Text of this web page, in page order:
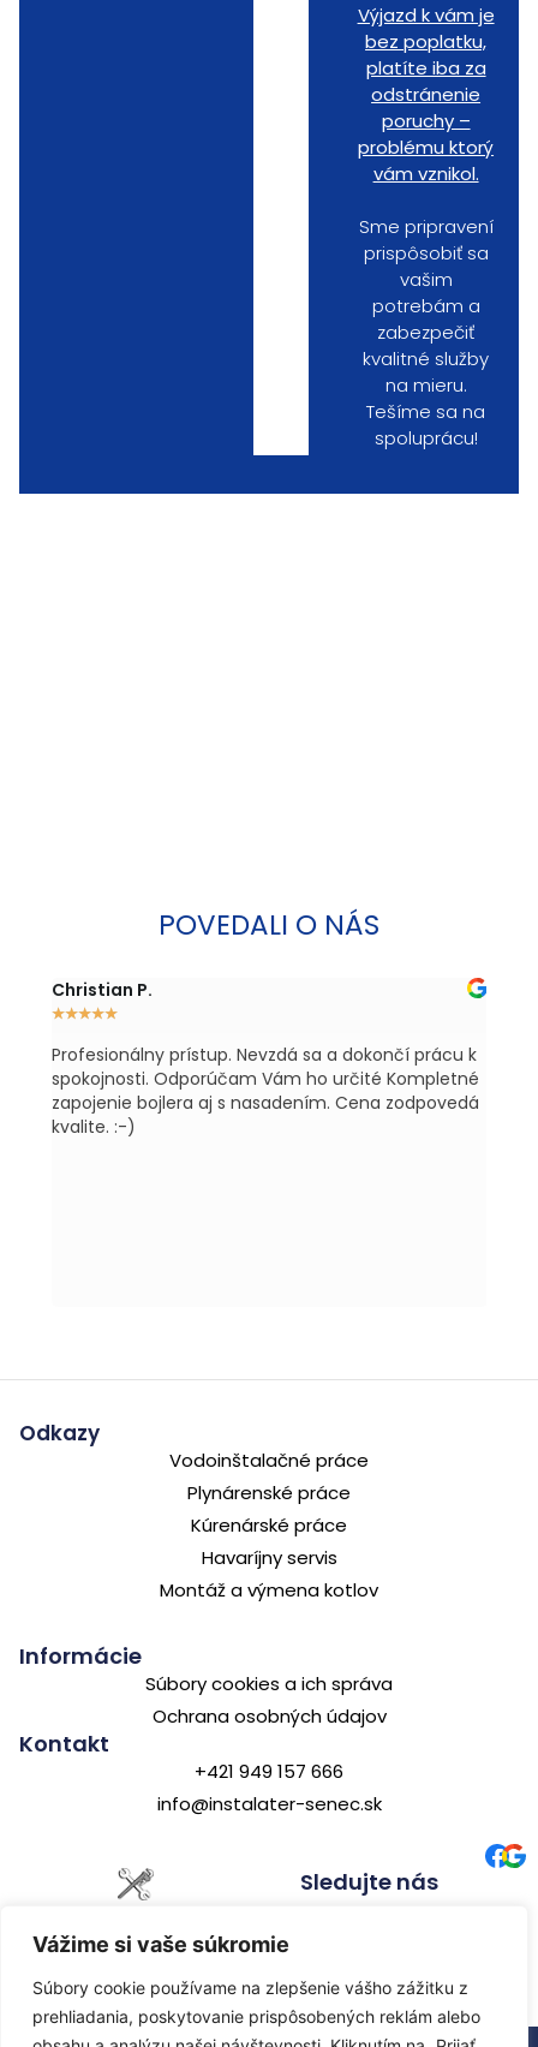
Vážime si vaše súkromie
Súbory cookie používame na zlepšenie vášho zážitku z
prehliadania, poskytovanie prispôsobených reklám alebo
Výjazd k vám je
bez poplatku,
platíte iba za
odstránenie
poruchy –
problému ktorý
vám vznikol.
Sme pripravení
prispôsobiť sa
vašim
potrebám a
zabezpečiť
kvalitné služby
na mieru.
Tešíme sa na
spoluprácu!
POVEDALI O NÁS
Christian P.
★★★★★
Profesionálny prístup. Nevzdá sa a dokončí prácu k
spokojnosti. Odporúčam Vám ho určité Kompletné
zapojenie bojlera aj s nasadením. Cena zodpovedá
kvalite. :-)
Profesionálne inštalatérske
služby v Senci a okolí
Sledujte nás
Odkazy
Vodoinštalačné práce
Plynárenské práce
Kúrenárské práce
Havaríjny servis
Montáž a výmena kotlov
Informácie
Súbory cookies a ich správa
Ochrana osobných údajov
Kontakt
+421 949 157 666
info@instalater-senec.sk